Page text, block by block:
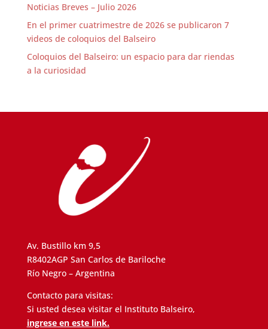
Noticias Breves – Julio 2026
En el primer cuatrimestre de 2026 se publicaron 7
videos de coloquios del Balseiro
Coloquios del Balseiro: un espacio para dar riendas
a la curiosidad
Av. Bustillo km 9,5
R8402AGP San Carlos de Bariloche
Río Negro – Argentina
Contacto para visitas:
Si usted desea visitar el Instituto Balseiro,
ingrese en este link.